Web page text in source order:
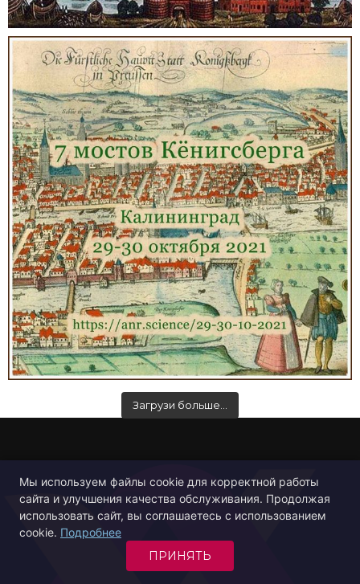
Загрузи больше…
Мы используем файлы cookie для корректной работы
сайта и улучшения качества обслуживания. Продолжая
использовать сайт, вы соглашаетесь с использованием
cookie. Подробнее
ПРИНЯТЬ